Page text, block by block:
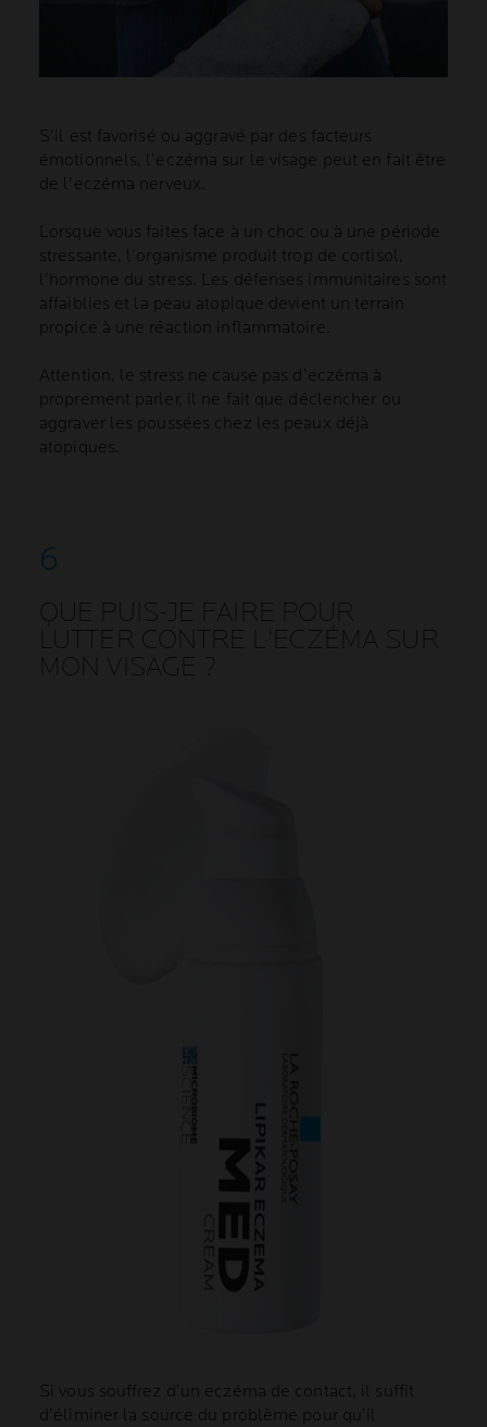
S’il est favorisé ou aggravé par des facteurs
émotionnels, l’eczéma sur le visage peut en fait être
de l'eczéma nerveux.
Lorsque vous faites face à un choc ou à une période
stressante, l’organisme produit trop de cortisol,
l’hormone du stress. Les défenses immunitaires sont
affaiblies et la peau atopique devient un terrain
propice à une réaction inflammatoire.
Attention, le stress ne cause pas d’eczéma à
proprement parler, il ne fait que déclencher ou
aggraver les poussées chez les peaux déjà
atopiques.
QUE PUIS-JE FAIRE POUR
LUTTER CONTRE L'ECZÉMA SUR
MON VISAGE ?
Si vous souffrez d’un eczéma de contact, il suffit
d’éliminer la source du problème pour qu’il